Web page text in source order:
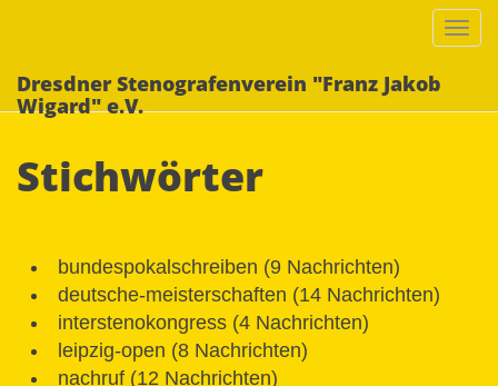
Dresdner Stenografenverein "Franz Jakob
Wigard" e.V.
Stichwörter
bundespokalschreiben (9 Nachrichten)
deutsche-meisterschaften (14 Nachrichten)
interstenokongress (4 Nachrichten)
leipzig-open (8 Nachrichten)
nachruf (12 Nachrichten)